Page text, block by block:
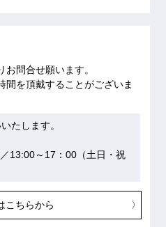
問合せ願います。
を頂戴することがございま
たします。
13:00～17：00（土日・祝
こちらから